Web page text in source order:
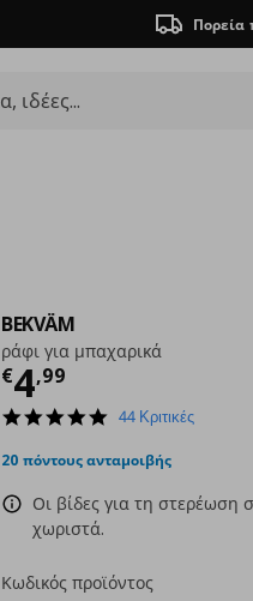
Πορεία
BEKVÄM
ράφι για μπαχαρικά
€4,99
Τρέχουσα
4.9
rating
44 Κριτικές
20 πόντους ανταμοιβής
Οι βίδες για τη στερέωση
χωριστά.
Κωδικός προϊόντος